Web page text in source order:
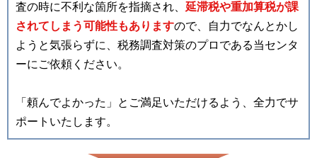
査の時に不利な箇所を指摘され、 延滞税や重加算税が課
されてしまう可能性もありますので、自力でなんとかし
ようと気張らずに、税務調査対策のプロである当センタ
ーにご依頼ください。
「頼んでよかった」とご満足いただけるよう、全力でサ
ポートいたします。